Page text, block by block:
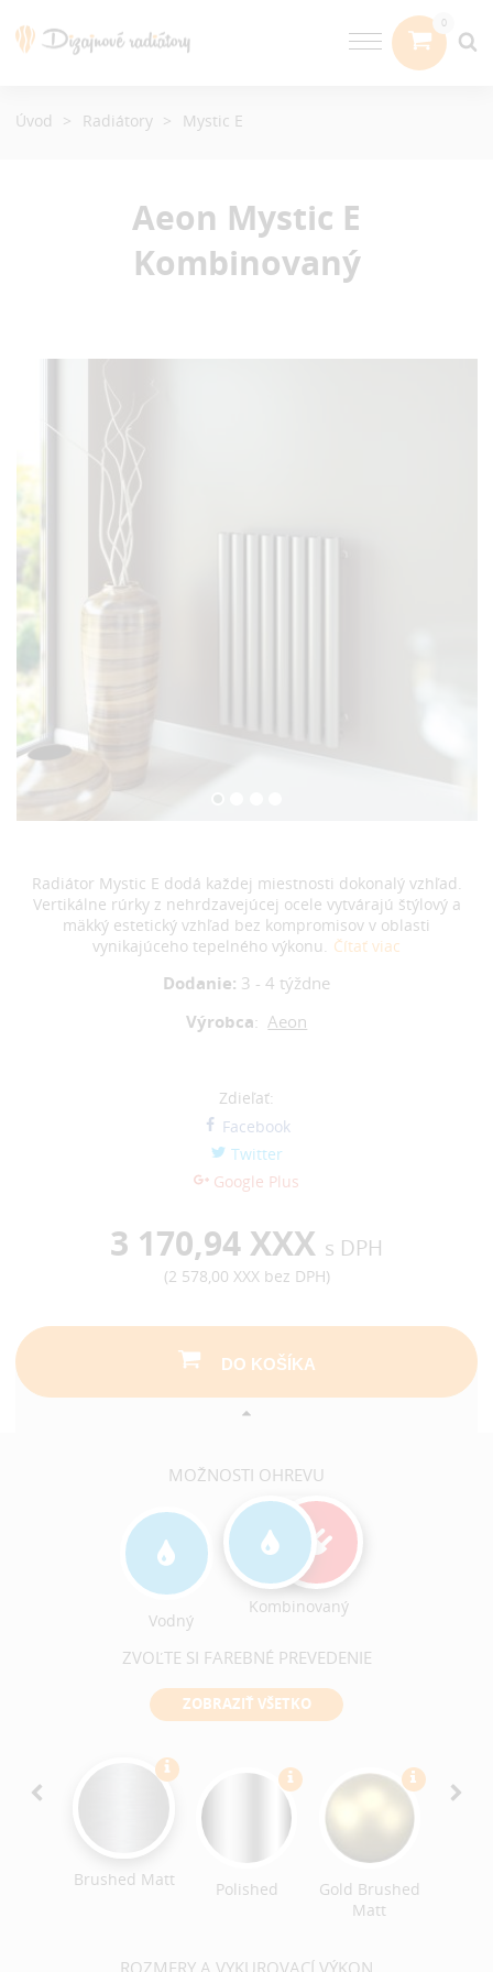
Aeon Mystic E
Kombinovaný
Radiátor Mystic E dodá každej miestnosti dokonalý vzhľad.
Vertikálne rúrky z nehrdzavejúcej ocele vytvárajú štýlový a
mäkký estetický vzhľad bez kompromisov v oblasti
vynikajúceho tepelného výkonu. Čítať viac
Dodanie: 3 - 4 týždne
Výrobca: Aeon
Zdieľať:
Facebook
Twitter
Google Plus
3 170,94 XXX s DPH
(2 578,00 XXXbez DPH)
DO KOŠÍKA
MOŽNOSTI OHREVU
Vodný
Kombinovaný
ZVOĽTE SI FAREBNÉ PREVEDENIE
ZOBRAZIŤ VŠETKO
Brushed Matt Polished
Gold Brushed
Matt
Úvod Radiátory Mystic E